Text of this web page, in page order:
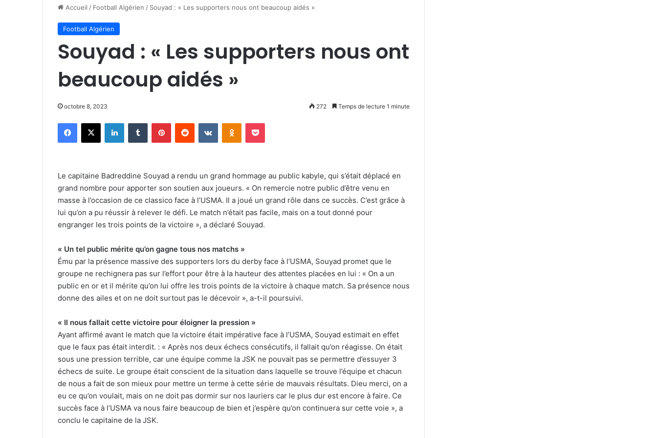
Accueil / Football Algérien / Souyad : « Les supporters nous ont beaucoup aidés »
Football Algérien
Souyad : « Les supporters nous ont
beaucoup aidés »
octobre 8, 2023 272 Temps de lecture 1 minute
Facebook
X LinkedinTumblr PinterestReddit VKontakteOdnoklassniki
Pocket
Le capitaine Badreddine Souyad a rendu un grand hommage au public kabyle, qui s’était déplacé en
grand nombre pour apporter son soutien aux joueurs. « On remercie notre public d’être venu en
masse à l’occasion de ce classico face à l’USMA. Il a joué un grand rôle dans ce succès. C’est grâce à
lui qu’on a pu réussir à relever le défi. Le match n’était pas facile, mais on a tout donné pour
engranger les trois points de la victoire », a déclaré Souyad.
« Un tel public mérite qu’on gagne tous nos matchs »
Ému par la présence massive des supporters lors du derby face à l’USMA, Souyad promet que le
groupe ne rechignera pas sur l’effort pour être à la hauteur des attentes placées en lui : « On a un
public en or et il mérite qu’on lui offre les trois points de la victoire à chaque match. Sa présence nous
donne des ailes et on ne doit surtout pas le décevoir », a-t-il poursuivi.
« Il nous fallait cette victoire pour éloigner la pression »
Ayant affirmé avant le match que la victoire était impérative face à l’USMA, Souyad estimait en effet
que le faux pas était interdit. : « Après nos deux échecs consécutifs, il fallait qu’on réagisse. On était
sous une pression terrible, car une équipe comme la JSK ne pouvait pas se permettre d’essuyer 3
échecs de suite. Le groupe était conscient de la situation dans laquelle se trouve l’équipe et chacun
de nous a fait de son mieux pour mettre un terme à cette série de mauvais résultats. Dieu merci, on a
eu ce qu’on voulait, mais on ne doit pas dormir sur nos lauriers car le plus dur est encore à faire. Ce
succès face à l’USMA va nous faire beaucoup de bien et j’espère qu’on continuera sur cette voie », a
conclu le capitaine de la JSK.